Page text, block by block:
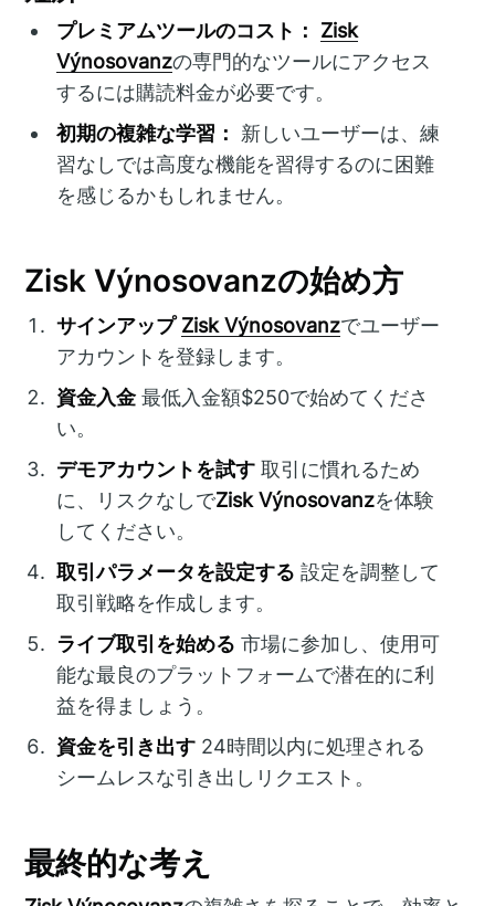
プレミアムツールのコスト：
Zisk
Výnosovanzの専門的なツールにアクセス
するには購読料金が必要です。
初期の複雑な学習：
新しいユーザーは、練
習なしでは高度な機能を習得するのに困難
を感じるかもしれません。
Zisk Výnosovanzの始め方
サインアップ Zisk Výnosovanzでユーザー
アカウントを登録します。
資金入金最低入金額$250で始めてくださ
い。
デモアカウントを試す 取引に慣れるため
に、リスクなしでZisk Výnosovanzを体験
してください。
取引パラメータを設定する 設定を調整して
取引戦略を作成します。
ライブ取引を始める 市場に参加し、使用可
能な最良のプラットフォームで潜在的に利
益を得ましょう。
資金を引き出す 24時間以内に処理される
シームレスな引き出しリクエスト。
最終的な考え